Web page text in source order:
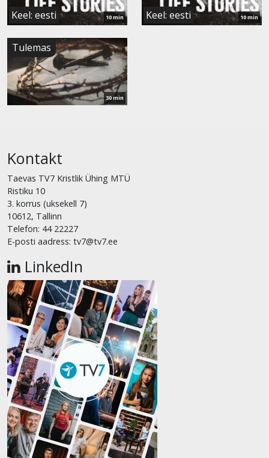
10 min
Keel: eesti 10 min
Keel: eesti
Vaata
saadet
30 min
Tulemas
Kontakt
Taevas TV7 Kristlik Ühing MTÜ
Ristiku 10
3. korrus (uksekell 7)
10612, Tallinn
Telefon: 44 22227
E-posti aadress: tv7@tv7.ee
LinkedIn